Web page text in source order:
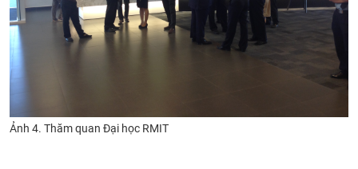
Ảnh 4. Thăm quan Đại học RMIT